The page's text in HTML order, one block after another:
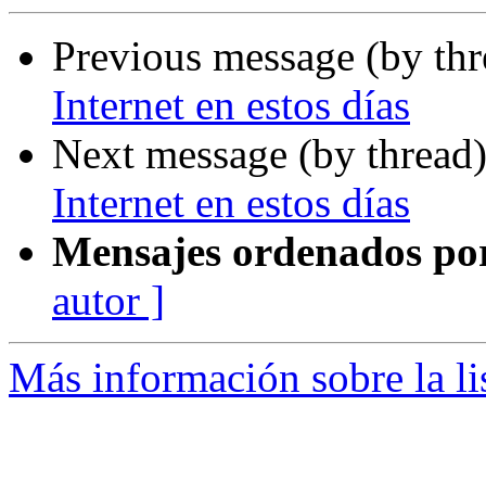
Previous message (by
Internet en estos días
Next message (by
Internet en estos días
Mensajes ordenados
autor ]
Más información sobre la